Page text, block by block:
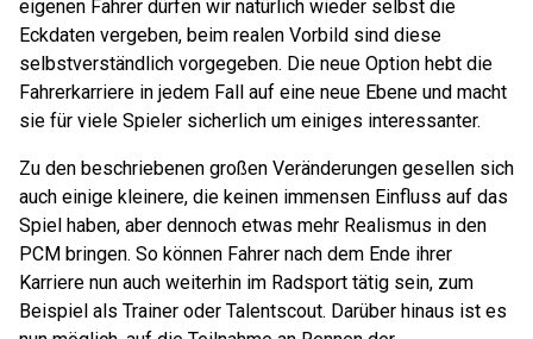
eigenen Fahrer dürfen wir natürlich wieder selbst die
Eckdaten vergeben, beim realen Vorbild sind diese
selbstverständlich vorgegeben. Die neue Option hebt die
Fahrerkarriere in jedem Fall auf eine neue Ebene und macht
sie für viele Spieler sicherlich um einiges interessanter.
Zu den beschriebenen großen Veränderungen gesellen sich
auch einige kleinere, die keinen immensen Einfluss auf das
Spiel haben, aber dennoch etwas mehr Realismus in den
PCM bringen. So können Fahrer nach dem Ende ihrer
Karriere nun auch weiterhin im Radsport tätig sein, zum
Beispiel als Trainer oder Talentscout. Darüber hinaus ist es